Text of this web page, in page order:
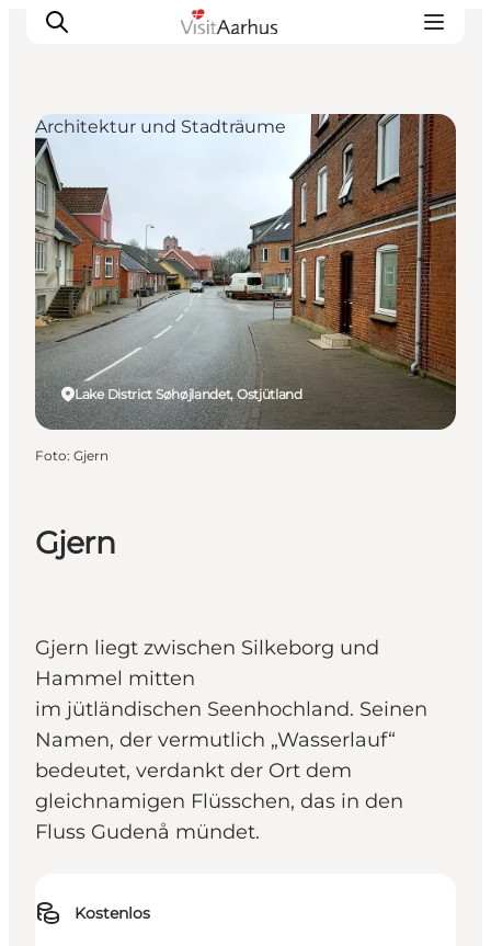
Sehen und erleben
Veranstaltungen
Städte und Regionen
Reiseplanung
Transport
Gjern
Gjern liegt zwischen Silkeborg und
Hammel mitten
im jütländischen Seenhochland. Seinen
Namen, der vermutlich „Wasserlauf“
bedeutet, verdankt der Ort dem
gleichnamigen Flüsschen, das in den
Fluss Gudenå mündet.
Kostenlos
Lake District Søhøjlandet, Ostjütland
Architektur und Stadträume
Foto: Gjern